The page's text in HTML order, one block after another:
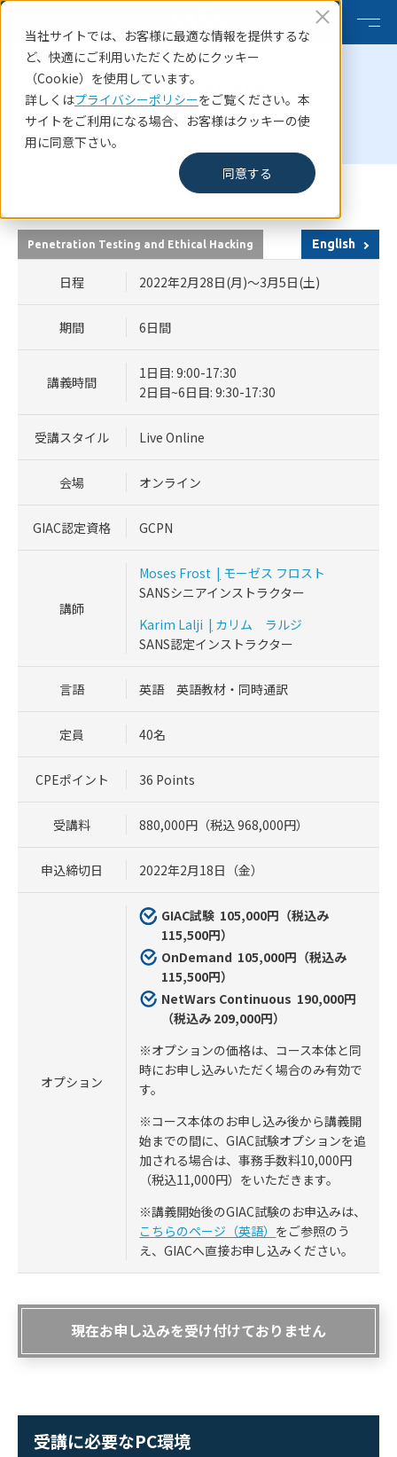
当社サイトでは、お客様に最適な情報を提供するな
ど、快適にご利用いただくためにクッキー
（Cookie）を使用しています。
詳しくはプライバシーポリシーをご覧ください。本
サイトをご利用になる場合、お客様はクッキーの使
用に同意下さい。
同意する
SECURITY 588
Cloud Penetration Testing
SANS Secure Japan2022 SECURITY 588
Penetration Testing and Ethical Hacking English
日程 2022年2月28日(月)～3月5日(土)
期間 6日間
講義時間
1日目: 9:00-17:30
2日目~6日目: 9:30-17:30
受講スタイル Live Online
会場 オンライン
GIAC認定資格 GCPN
講師
Moses Frost | モーゼス フロスト
SANSシニアインストラクター
Karim Lalji | カリム ラルジ
SANS認定インストラクター
言語 英語 英語教材・同時通訳
定員 40名
CPEポイント 36 Points
受講料 880,000円（税込 968,000円）
申込締切日 2022年2月18日（金）
オプション
GIAC試験 105,000円（税込み
115,500円）
OnDemand 105,000円（税込み
115,500円）
NetWars Continuous 190,000円
（税込み 209,000円）
※オプションの価格は、コース本体と同
時にお申し込みいただく場合のみ有効で
す。
※コース本体のお申し込み後から講義開
始までの間に、GIAC試験オプションを追
加される場合は、事務手数料10,000円
（税込11,000円）をいただきます。
※講義開始後のGIAC試験のお申込みは、
こちらのページ（英語） をご参照のう
え、GIACへ直接お申し込みください。
現在お申し込みを受け付けておりません
受講に必要なPC環境